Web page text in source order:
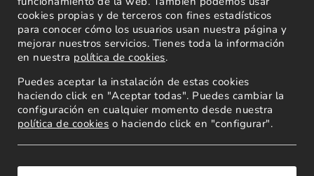
Brazalete Agar
180,00 €
Leer más
202,40
Leer más
cookies propias y de terceros con fines estadísticos
para conocer cómo los usuarios usan nuestra página y
mejorar nuestros servicios. Tienes toda la información
en nuestra política de cookies.
Puedes aceptar la instalación de estas cookies
haciendo click en "Aceptar todas". Puedes cambiar la
configuración en cualquier momento desde nuestra
política de cookies o haciendo click en "configurar".